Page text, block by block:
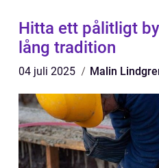
Hitta ett pålitligt
lång tradition
04 juli 2025 Malin